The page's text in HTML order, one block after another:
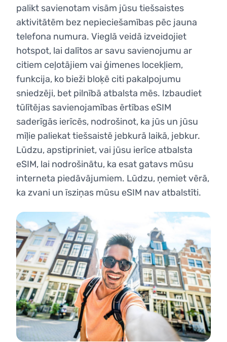
palikt savienotam visām jūsu tiešsaistes
aktivitātēm bez nepieciešamības pēc jauna
telefona numura. Vieglā veidā izveidojiet
hotspot, lai dalītos ar savu savienojumu ar
citiem ceļotājiem vai ģimenes locekļiem,
funkcija, ko bieži bloķē citi pakalpojumu
sniedzēji, bet pilnībā atbalsta mēs. Izbaudiet
tūlītējas savienojamības ērtības eSIM
saderīgās ierīcēs, nodrošinot, ka jūs un jūsu
mīļie paliekat tiešsaistē jebkurā laikā, jebkur.
Lūdzu, apstipriniet, vai jūsu ierīce atbalsta
eSIM, lai nodrošinātu, ka esat gatavs mūsu
interneta piedāvājumiem. Lūdzu, ņemiet vērā,
ka zvani un īsziņas mūsu eSIM nav atbalstīti.